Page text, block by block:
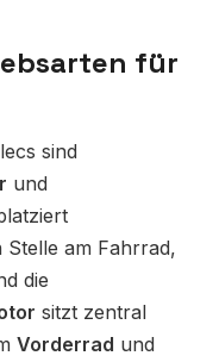
für
sind
und
am Fahrrad,
die
sitzt zentral
Vorderrad und